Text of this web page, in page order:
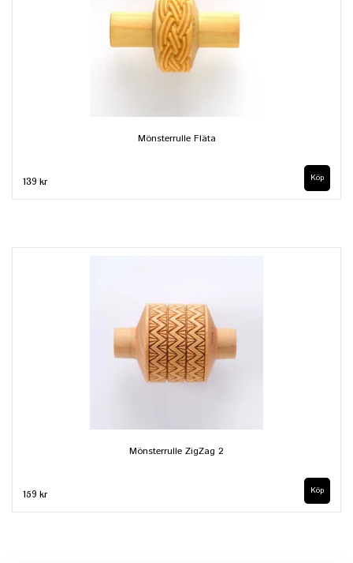
Mönsterrulle Fläta
139 kr
Mönsterrulle ZigZag 2
159 kr